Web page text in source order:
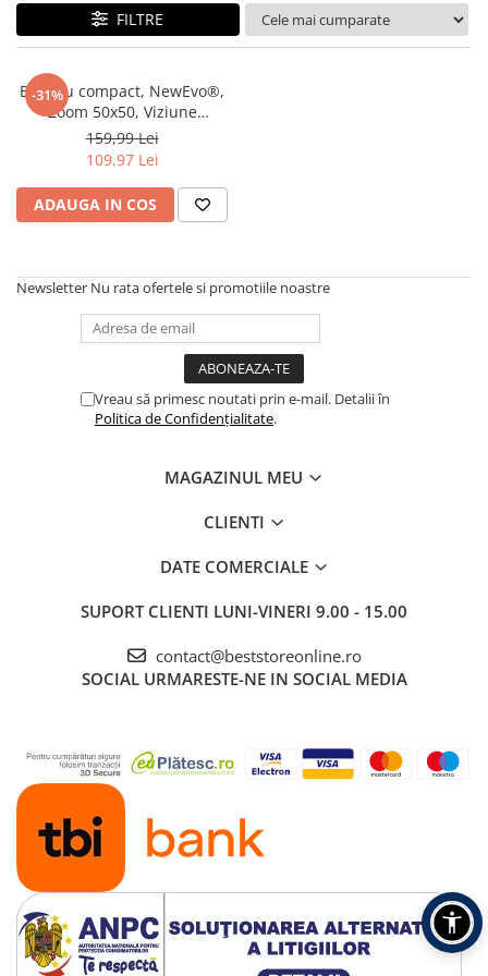
Maturi, mopuri si galeti
Organizare si depozitare
Pistoale de lipit
Termometre bucatarie
Tigai si Seturi
Unelte si aparate de masura
Uscatoare Rufe
Vopsele si Pigmenti
Console, Jocuri & Accesorii
Electrocasnice & Climatizare
Aspiratoare
Fiare, statii & aparate de calcat cu
Sandwich-maker
Ingrijire personala & Cosmetice
Accesorii aparate de ras clasice
Accesorii aparate de ras electrice
Aparate cosmetice
Aparate de ras si tuns
Aparate masaj
Aparate pentru manichiura
pedichiura
FILTRE
-31%
Binoclu compact, NewEvo®,
Zoom 50x50, Viziune
zi/noapte, BAK4 Prism, Negru
159,99 Lei
109,97 Lei
ADAUGA IN COS
Newsletter Nu rata ofertele si promotiile noastre
Vreau să primesc noutati prin e-mail. Detalii în
Politica de Confidențialitate.
MAGAZINUL MEU
CLIENTI
DATE COMERCIALE
SUPORT CLIENTI LUNI-VINERI 9.00 - 15.00
contact@beststoreonline.ro
SOCIAL URMARESTE-NE IN SOCIAL MEDIA